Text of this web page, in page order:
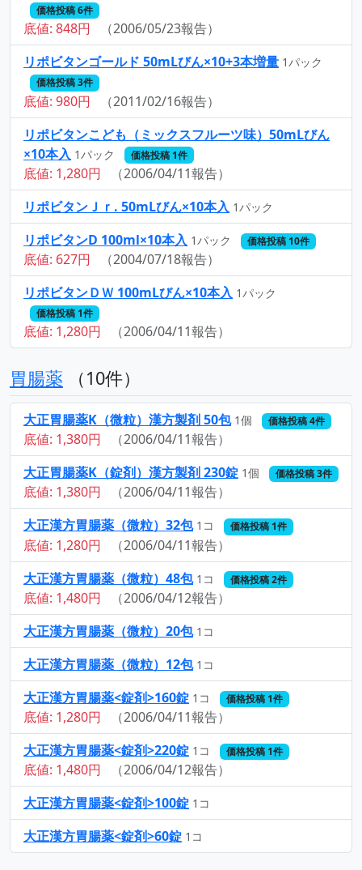
価格投稿 6件
底値: 848円
（2006/05/23報告）
リポビタンゴールド 50mLびん×10+3本増量 1パック
価格投稿 3件
底値: 980円
（2011/02/16報告）
リポビタンこども（ミックスフルーツ味）50mLびん
×10本入 1パック 価格投稿 1件
底値: 1,280円
（2006/04/11報告）
リポビタンＪｒ. 50mLびん×10本入 1パック
リポビタンD 100ml×10本入 1パック 価格投稿 10件
底値: 627円
（2004/07/18報告）
リポビタンＤＷ 100mLびん×10本入 1パック
価格投稿 1件
底値: 1,280円 （2006/04/11報告）
胃腸薬 （10件）
大正胃腸薬K（微粒）漢方製剤 50包 1個 価格投稿 4件
底値: 1,380円
（2006/04/11報告）
大正胃腸薬K（錠剤）漢方製剤 230錠 1個 価格投稿 3件
底値: 1,380円
（2006/04/11報告）
大正漢方胃腸薬（微粒）32包 1コ 価格投稿 1件
底値: 1,280円
（2006/04/11報告）
大正漢方胃腸薬（微粒）48包 1コ 価格投稿 2件
底値: 1,480円
（2006/04/12報告）
大正漢方胃腸薬（微粒）20包 1コ
大正漢方胃腸薬（微粒）12包 1コ
大正漢方胃腸薬<錠剤>160錠 1コ 価格投稿 1件
底値: 1,280円
（2006/04/11報告）
大正漢方胃腸薬<錠剤>220錠 1コ 価格投稿 1件
底値: 1,480円
（2006/04/12報告）
大正漢方胃腸薬<錠剤>100錠 1コ
大正漢方胃腸薬<錠剤>60錠 1コ